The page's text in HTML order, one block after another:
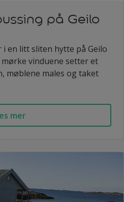
på Geilo
en litt sliten hytte på Geilo
vinduene setter et
møblene males og taket
mer